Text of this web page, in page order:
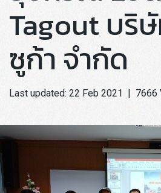
Tagout บริ
ซูก้า จำกัด
Last updated: 22 Feb 2021 | 7666